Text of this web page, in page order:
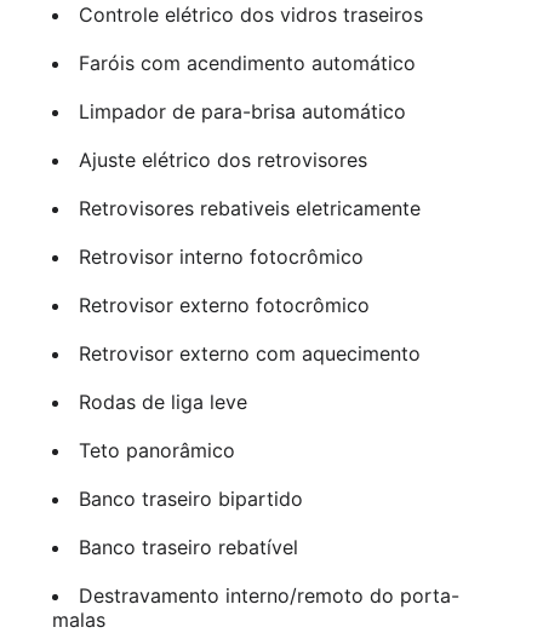
Controle elétrico dos vidros traseiros
Faróis com acendimento automático
Limpador de para-brisa automático
Ajuste elétrico dos retrovisores
Retrovisores rebativeis eletricamente
Retrovisor interno fotocrômico
Retrovisor externo fotocrômico
Retrovisor externo com aquecimento
Rodas de liga leve
Teto panorâmico
Banco traseiro bipartido
Banco traseiro rebatível
Destravamento interno/remoto do porta-
malas